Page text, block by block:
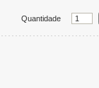
Quantidade